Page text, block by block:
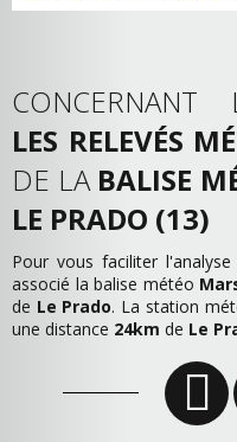
CONCERNANT
LES RELEVÉS
DE LA BALISE
LE PRADO (13)
Pour vous faciliter
associé la balise météo
de Le Prado. La station
une distance 24km de Le